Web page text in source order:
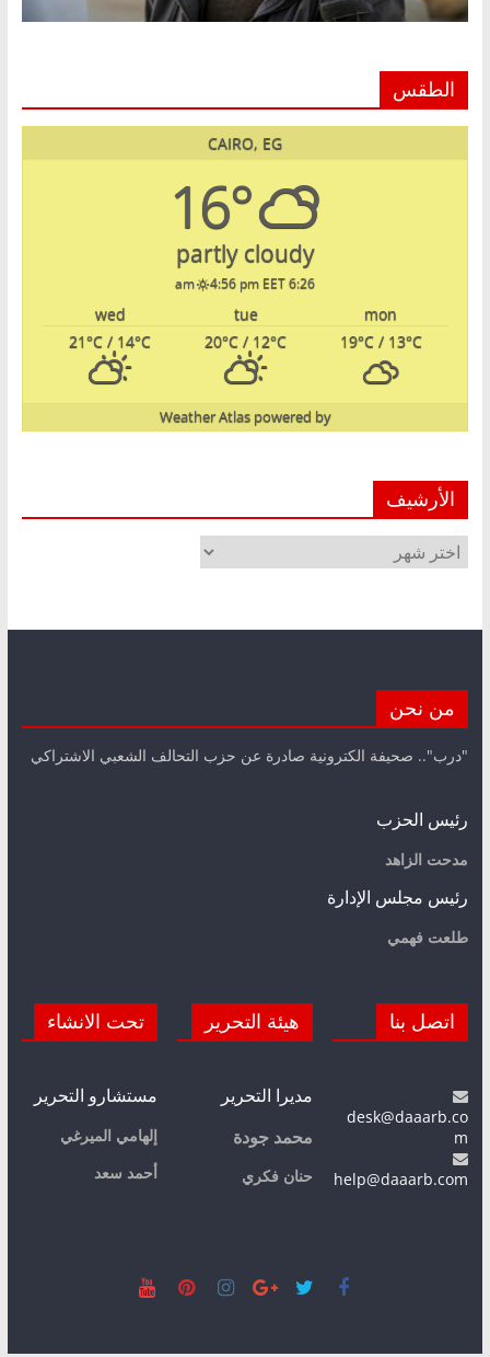
الطقس
CAIRO, EG
16°
partly cloudy
6:26 am
4:56 pm EET
mon
tue
wed
19°C/ 13°C
20°C / 12°C
21°C / 14°C
powered by
Weather Atlas
الأرشيف
الأرشيف
من نحن
"درب".. صحيفة الكترونية صادرة عن حزب التحالف الشعبي الاشتراكي
رئيس الحزب
مدحت الزاهد
رئيس مجلس الإدارة
طلعت فهمي
اتصل بنا
desk@daaarb.co
m
help@daaarb.com
هيئة التحرير
مديرا التحرير
محمد جودة
حنان فكري
تحت الانشاء
مستشارو التحرير
إلهامي الميرغي
أحمد سعد